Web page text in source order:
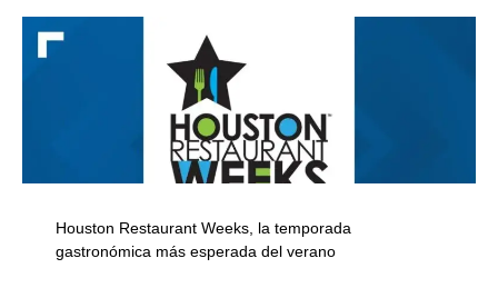
Houston Restaurant Weeks, la temporada
gastronómica más esperada del verano